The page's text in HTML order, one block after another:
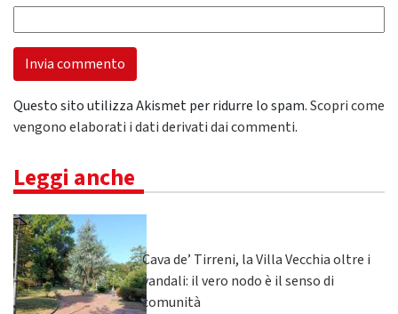
Questo sito utilizza Akismet per ridurre lo spam.Scopri come
vengono elaborati i dati derivati dai commenti.
Leggi anche
Cava de’ Tirreni, la Villa Vecchia oltre i
vandali: il vero nodo è il senso di
comunità